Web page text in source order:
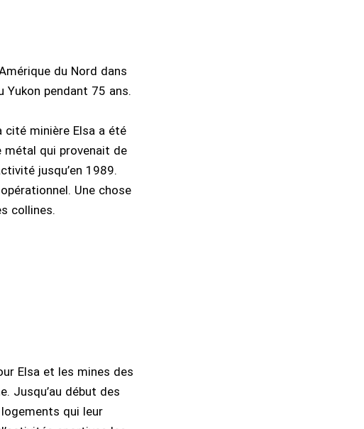
du Nord dans
Yukon pendant 75 ans.
cité minière Elsa a été
métal qui provenait de
jusqu’en 1989.
Une chose
collines.
Elsa et les mines des
Jusqu’au début des
qui leur